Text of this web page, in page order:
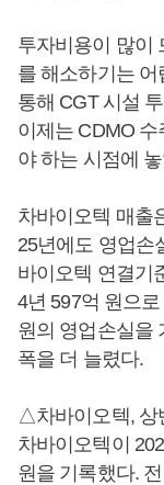
투자비용이 많이
를 해소하기는
통해 CGT 시설
이제는 CDMO
야 하는 시점에
차바이오텍 매출
25년에도 영업손
바이오텍 연결기
4년 597억 원으
원의 영업손실을
폭을 더 늘렸다.
△차바이오텍, 상
차바이오텍이
원을 기록했다.